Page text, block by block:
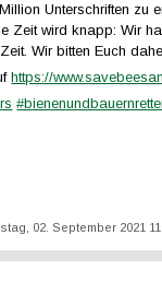
Unterschriften zu
Zeit wird knapp: Wir
Zeit. Wir bitten Euch
https://
02. September 2021